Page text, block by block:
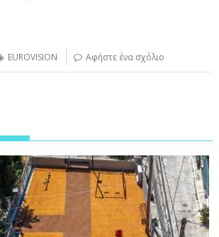
EUROVISION Αφήστε ένα σχόλιο